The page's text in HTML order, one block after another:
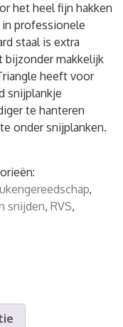
het heel fijn hakken
in professionele
staal is extra
bijzonder makkelijk
heeft voor
snijplankje
te hanteren
onder snijplanken.
,
snijden, RVS,